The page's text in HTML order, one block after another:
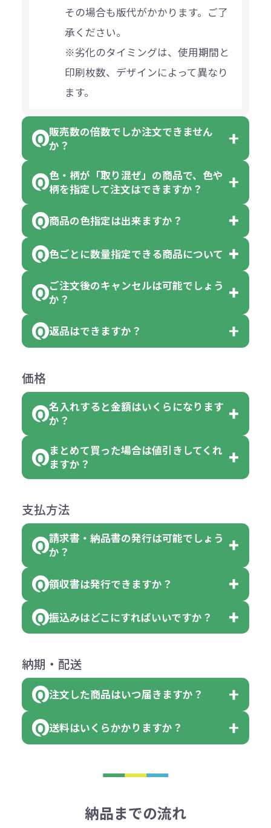
その場合も版代がかかります。ご了
承ください。
※劣化のタイミングは、使用期間と
印刷枚数、デザインによって異なり
ます。
販売数の倍数でしか注文できません
か？
一部商品（※）を除き、注文可能数
です。
ります。
【例】注文可能数が100個の場合
は、100個以上でしたら、何個でも
可能です。
色・柄が「取り混ぜ」の商品で、色や
柄を指定して注文はできますか？
「色・柄 取り混ぜ」のラベルがつい
ている商品は、色指定不可となって
ん。
但し、ロゴなど名入れ印刷をされる
費用）
商品の色指定は出来ますか？
色指定できる商品もございますが商
品の詳細に「色・柄 取り混ぜ」のラ
ベルや商品画像に「〇色取混ぜ」な
れ等分で100個ずつ入って参ります。
（割り切れない場合は数個単位で前
色指定できる商品に付きましては商
品詳細の購入の所で色が選べるよう
になっております。
色ごとに数量指定できる商品について
「選べる本体色」のラベルが付いて
す。
い。
例えば…
クエアトート」を300個注文した場
クエアトート」は10個単位でしたら
色を指定出来るので、ピンクを100
個、ブルーを90個、イエローを110
【色指定の仕方】
に必要な個数を入力ください。
※10個単位など購入できる単位が決
はまらない数を入力すると、アラー
アラートに従って数を調整してくだ
ご注文後のキャンセルは可能でしょう
か？
お客様都合でのキャンセルは、制作
がございます。
ご注文の際は、十分にご確認・ご検
返品はできますか？
めご了承ください。
ただし下記の場合は承っております
●初期不良または不良品（破損、故
障）の場合
合
●名入れ、オリジナルの内容が異な
っていた場合
または返金にて対応させていただき
ます。
その際不良品については送料着払い
ください。
（商品の状態により、対応が変わる
※不良商品をご返却いただけない場
います。あらかじめご了承くださ
※不良商品は商品到着後7営業日以
価格
名入れすると金額はいくらになります
か？
名入れありの場合の代金の計算方法
は下記の通りです。
計算例：
＜1色印刷の場合＞
（提供価格（商品代）+名入れ費用
（印刷代））×枚数+製版代
（提供価格（商品代）+名入れ費用
×色数
※例えば2色印刷の場合には、名入
れ費用が2倍、製版代が2倍必要で
す。
相談下さい。
なお、印刷代はボリュームディスカ
まとめて買った場合は値引きしてくれ
ますか？
商品によりますが、お見積もりさせ
ていただきます。
見積もりサポートから個別でお問い
支払方法
請求書・納品書の発行は可能でしょう
か？
会員様はマイページより各種帳票の
ダウンロードが可能です。
詳しくはこちらはご確認ください。
領収書のダウンロード
領収書は発行できますか？
会員様はマイページより各種帳票の
詳しくはこちらはご確認ください。
振込みはどこにすればいいですか？
下記口座にお願いします。
■三菱UFJ銀行
小田井支店（おたいしてん）
■ゆうちょ銀行（振替口座）
口座名 株式会社モノベーション
納期・配送
注文した商品はいつ届きますか？
既製品の場合、ご入金確認後3営業
ご入金確認後約3週間となります。
定しているものもあります。
送料はいくらかかりますか？
き別途申し受けます。
納品までの流れ